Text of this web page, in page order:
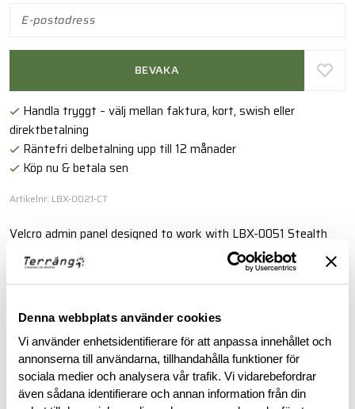
Denna webbplats använder cookies
Vi använder enhetsidentifierare för att anpassa innehållet och
annonserna till användarna, tillhandahålla funktioner för
sociala medier och analysera vår trafik. Vi vidarebefordrar
även sådana identifierare och annan information från din
BEVAKA
Handla tryggt – välj mellan faktura, kort, swish eller
direktbetalning
Räntefri delbetalning upp till 12 månader
Köp nu & betala sen
Artikelnr: LBX-0021-CT
Velcro admin panel designed to work with LBX-0051 Stealth
Backpack as well as other packs from the LBX series.
Läs mer
BESKRIVNING
RECENSIONER